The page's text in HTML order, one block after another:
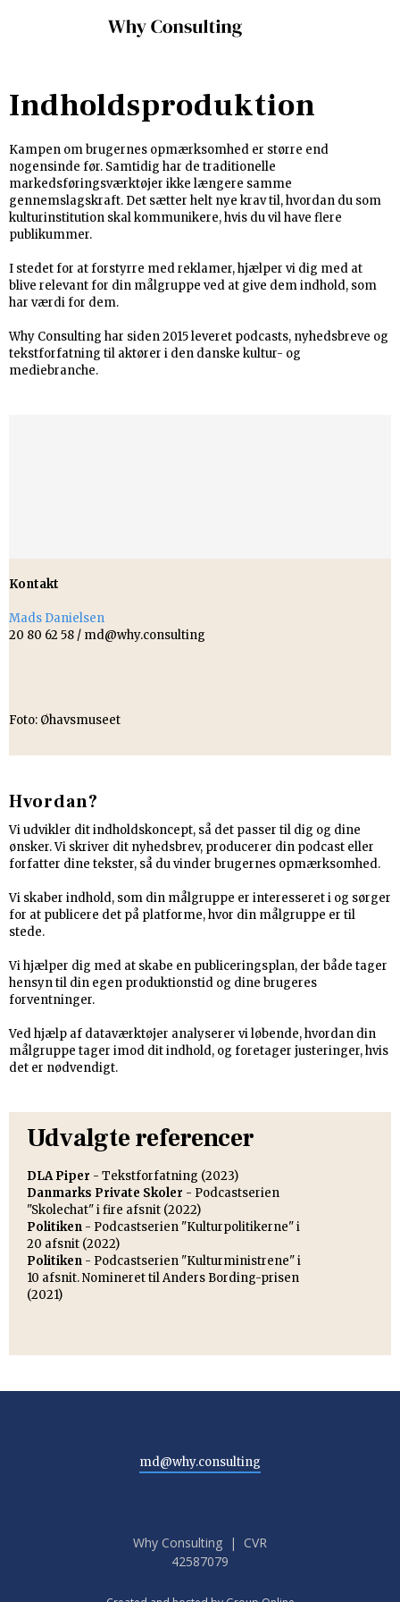
Indholdsproduktion
Kampen om brugernes opmærksomhed er større end
nogensinde før. Samtidig har de traditionelle
markedsføringsværktøjer ikke længere samme
gennemslagskraft. Det sætter helt nye krav til, hvordan du som
kulturinstitution skal kommunikere, hvis du vil have flere
publikummer.​
I stedet for at forstyrre med reklamer, hjælper vi dig med at
blive relevant for din målgruppe ved at give dem indhold, som
har værdi for dem.
Why Consulting har siden 2015 leveret podcasts, nyhedsbreve og
tekstforfatning til aktører i den danske kultur- og
mediebranche.
​Kontakt
Mads Danielsen
20 80 62 58 / md@why.consulting​
Foto: Øhavsmuseet
Hvordan?
Vi udvikler dit indholdskoncept, så det passer til dig og dine
ønsker. Vi skriver dit nyhedsbrev, producerer din podcast eller
forfatter dine tekster, så du vinder brugernes opmærksomhed.
Vi skaber indhold, som din målgruppe er interesseret i og sørger
for at publicere det på platforme, hvor din målgruppe er til
stede.
Vi hjælper dig med at skabe en publiceringsplan, der både tager
hensyn til din egen produktionstid og dine brugeres
forventninger.
Ved hjælp af dataværktøjer analyserer vi løbende, hvordan din
målgruppe tager imod dit indhold, og foretager justeringer, hvis
det er nødvendigt.
Udvalgte referencer
DLA Piper - Tekstforfatning (2023)
Danmarks Private Skoler - Podcastserien
"Skolechat" i fire afsnit (2022)
Politiken- Podcastserien "Kulturpolitikerne" i
20 afsnit (2022)
Politiken- Podcastserien "Kulturministrene" i
10 afsnit. Nomineret til Anders Bording-prisen
(2021)
md@why.consulting​
Why Consulting | CVR
42587079